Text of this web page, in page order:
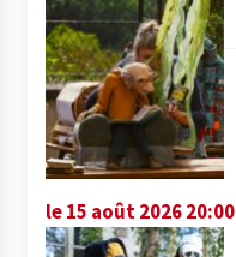
le 15 août 2026 20:00